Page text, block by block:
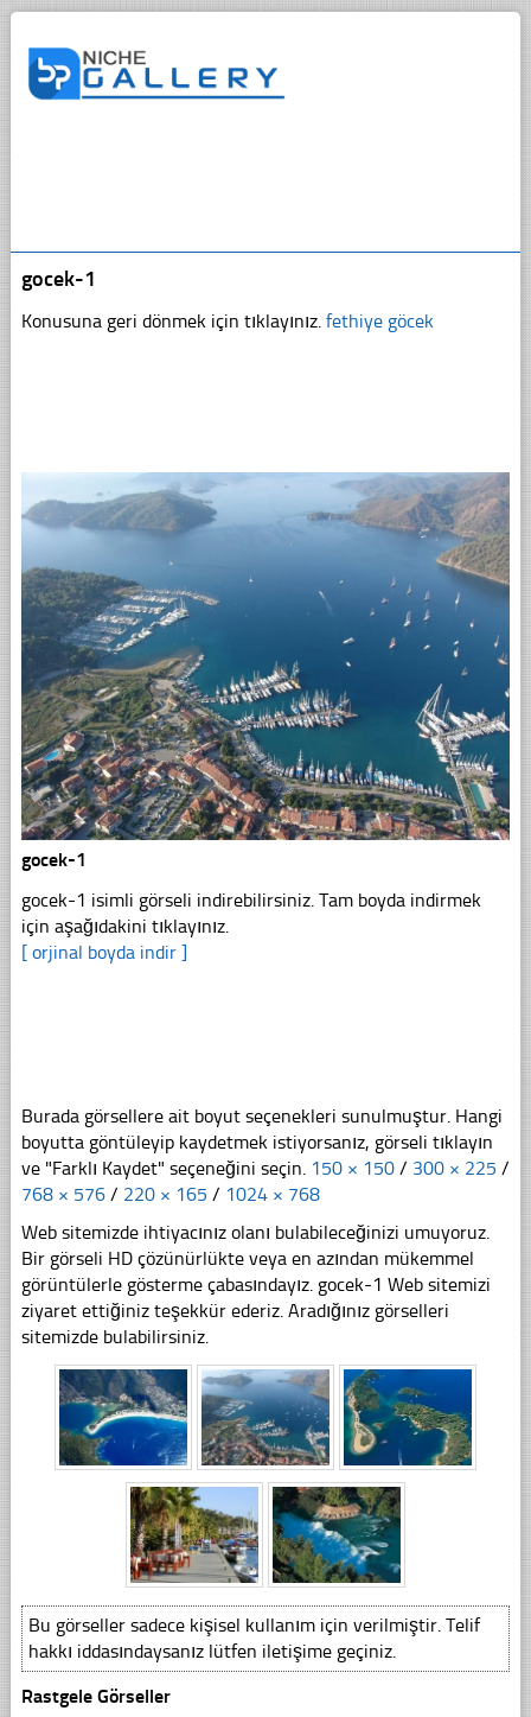
gocek-1
Konusuna geri dönmek için tıklayınız. fethiye göcek
gocek-1
gocek-1 isimli görseli indirebilirsiniz. Tam boyda indirmek
için aşağıdakini tıklayınız.
[ orjinal boyda indir ]
Burada görsellere ait boyut seçenekleri sunulmuştur. Hangi
boyutta göntüleyip kaydetmek istiyorsanız, görseli tıklayın
ve "Farklı Kaydet" seçeneğini seçin. 150 × 150 / 300 × 225 /
768 × 576 / 220 × 165 / 1024 × 768
Web sitemizde ihtiyacınız olanı bulabileceğinizi umuyoruz.
Bir görseli HD çözünürlükte veya en azından mükemmel
görüntülerle gösterme çabasındayız. gocek-1 Web sitemizi
ziyaret ettiğiniz teşekkür ederiz. Aradığınız görselleri
sitemizde bulabilirsiniz.
Bu görseller sadece kişisel kullanım için verilmiştir. Telif
hakkı iddasındaysanız lütfen iletişime geçiniz.
Rastgele Görseller